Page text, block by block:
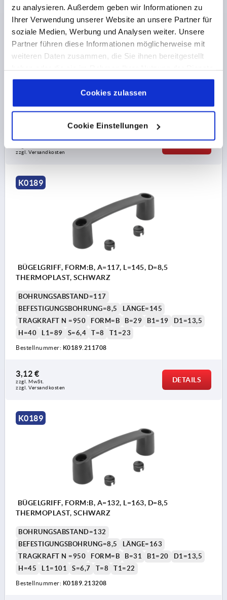
zu analysieren. Außerdem geben wir Informationen zu
Ihrer Verwendung unserer Website an unsere Partner für
soziale Medien, Werbung und Analysen weiter. Unsere
Partner führen diese Informationen möglicherweise mit
weiteren Daten zusammen, die Sie ihnen bereitgestellt
gesammelt haben.Cookie Richtlinien
Datenschutz|AGB
Cookies zulassen
Cookie Einstellungen
BÜGELGRIFF, FORM:B, A=93,5, L=119,5, D=6,8
THERMOPLAST, SCHWARZ
BOHRUNGSABSTAND=93,5
S=5,8 T=4,5 T1=19
Bestellnummer:K0189.209406
2,61 €
zzgl. Versandkosten
K0189
BÜGELGRIFF, FORM:B, A=117, L=145, D=8,5
THERMOPLAST, SCHWARZ
BOHRUNGSABSTAND=117
BEFESTIGUNGSBOHRUNG=8,5
LÄNGE=145
TRAGKRAFT N =950
FORM=B B=29 B1=19
D1=13,5
H=40
L1=89 S=6,4 T=8 T1=23
Bestellnummer: K0189.211708
3,12 €
zzgl. MwSt.
zzgl. Versandkosten
DETAILS
K0189
BÜGELGRIFF, FORM:B, A=132, L=163, D=8,5
THERMOPLAST, SCHWARZ
BOHRUNGSABSTAND=132
BEFESTIGUNGSBOHRUNG=8,5
LÄNGE=163
TRAGKRAFT N =950
FORM=B B=31 B1=20
D1=13,5
H=45
L1=101 S=6,7 T=8 T1=22
Bestellnummer: K0189.213208